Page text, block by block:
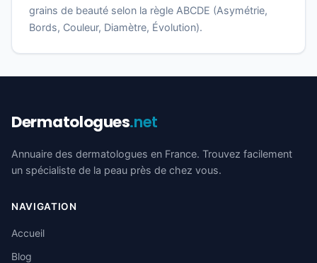
grains de beauté selon la règle ABCDE (Asymétrie,
Bords, Couleur, Diamètre, Évolution).
Dermatologues.net
Annuaire des dermatologues en France. Trouvez facilement
un spécialiste de la peau près de chez vous.
NAVIGATION
Accueil
Blog